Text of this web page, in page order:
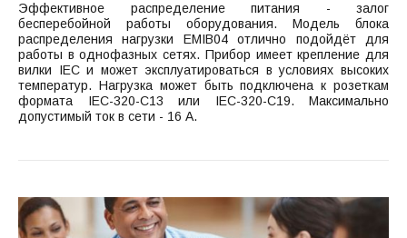
Эффективное распределение питания - залог
бесперебойной работы оборудования. Модель блока
распределения нагрузки EMIB04 отлично подойдёт для
работы в однофазных сетях. Прибор имеет крепление для
вилки IEC и может эксплуатироваться в условиях высоких
температур. Нагрузка может быть подключена к розеткам
формата IEC-320-C13 или IEC-320-C19. Максимально
допустимый ток в сети - 16 А.